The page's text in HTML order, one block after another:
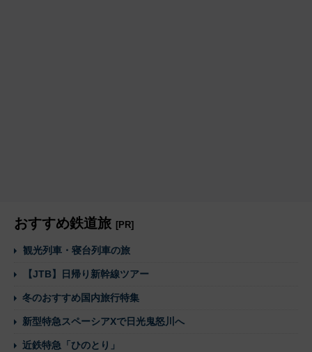
おすすめ鉄道旅 [PR]
観光列車・寝台列車の旅
【JTB】日帰り新幹線ツアー
冬のおすすめ国内旅行特集
新型特急スペーシアXで日光鬼怒川へ
近鉄特急「ひのとり」